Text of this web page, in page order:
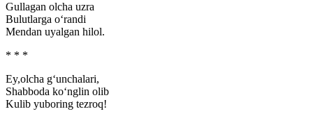
Gullagan olcha uzra
Bulutlarga o‘randi
Mendan uyalgan hilol.
* * *
Ey,olcha g‘unchalari,
Shabboda ko‘nglin olib
Kulib yuboring tezroq!